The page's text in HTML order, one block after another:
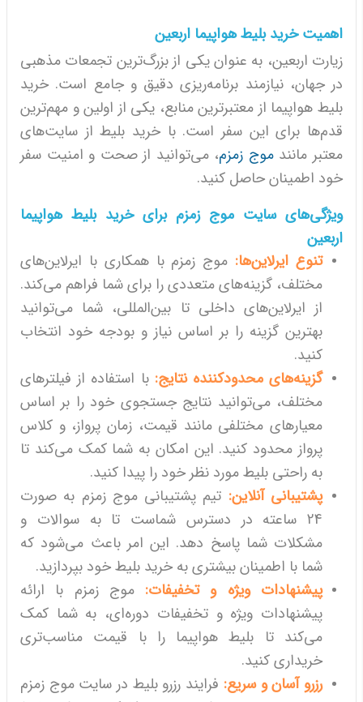
اهمیت خرید بلیط هواپیما اربعین
زیارت اربعین، به عنوان یکی از بزرگ‌ترین تجمعات مذهبی
در جهان، نیازمند برنامه‌ریزی دقیق و جامع است. خرید
بلیط هواپیما از معتبرترین منابع، یکی از اولین و مهم‌ترین
قدم‌ها برای این سفر است. با خرید بلیط از سایت‌های
معتبر مانندموج زمزم، می‌توانید از صحت و امنیت سفر
خود اطمینان حاصل کنید.
ویژگی‌های سایت موج زمزم برای خرید بلیط هواپیما
اربعین
تنوع ایرلاین‌ها: موج زمزم با همکاری با ایرلاین‌های
مختلف، گزینه‌های متعددی را برای شما فراهم می‌کند.
از ایرلاین‌های داخلی تا بین‌المللی، شما می‌توانید
بهترین گزینه را بر اساس نیاز و بودجه خود انتخاب
کنید.
گزینه‌های محدودکننده نتایج: با استفاده از فیلترهای
مختلف، می‌توانید نتایج جستجوی خود را بر اساس
معیارهای مختلفی مانند قیمت، زمان پرواز، و کلاس
پرواز محدود کنید. این امکان به شما کمک می‌کند تا
به راحتی بلیط مورد نظر خود را پیدا کنید.
پشتیبانی آنلاین: تیم پشتیبانی موج زمزم به صورت
24 ساعته در دسترس شماست تا به سوالات و
مشکلات شما پاسخ دهد. این امر باعث می‌شود که
شما با اطمینان بیشتری به خرید بلیط خود بپردازید.
پیشنهادات ویژه و تخفیفات: موج زمزم با ارائه
پیشنهادات ویژه و تخفیفات دوره‌ای، به شما کمک
می‌کند تا بلیط هواپیما را با قیمت مناسب‌تری
خریداری کنید.
رزرو آسان و سریع: فرایند رزرو بلیط در سایت موج زمزم